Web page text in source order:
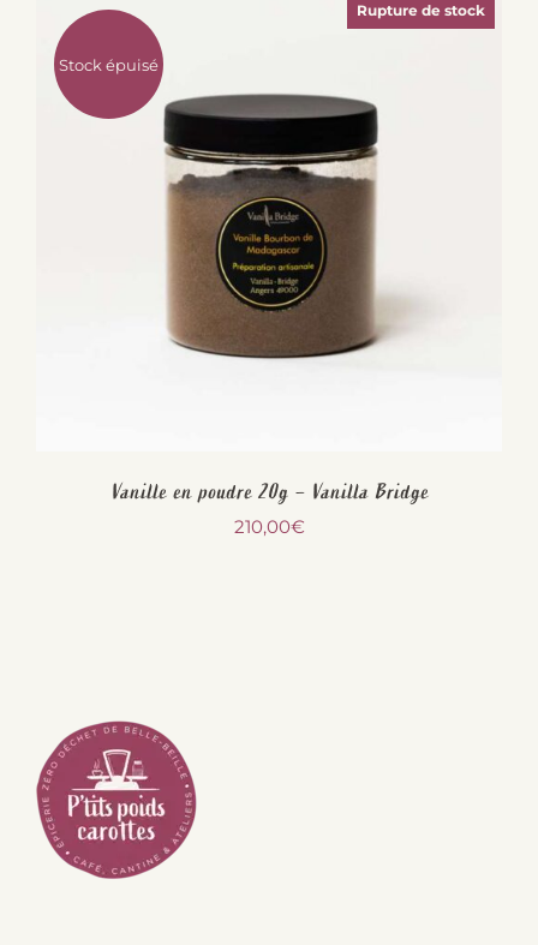
Stock épuisé
Rupture de stock
Vanille en poudre 20g – Vanilla Bridge
210,00€